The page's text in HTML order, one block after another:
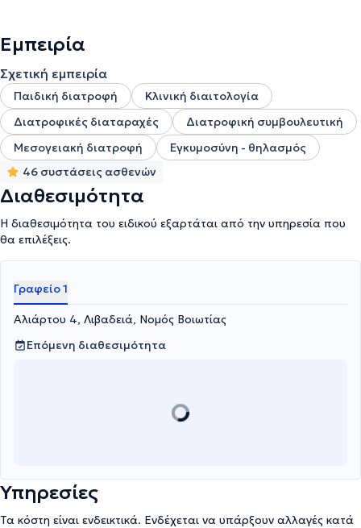
Academy. Από το 2015 δραστηριοποιείται επαγγελματικά στη
Balance Nutrition Hub, παρέχοντας εξειδικευμένη καθοδήγηση σε
θέματα διατροφής, διαχείρισης βάρους και διατροφικής υγείας.
Τέλος, ο ειδικός είναι ενεργό μέλος της Ένωσης Διαιτολόγων
Διατροφολόγων Ελλάδος (ΕΔΔΕ).
Εμπειρία
Σχετική εμπειρία
Παιδική διατροφή
Κλινική διαιτολογία
Διατροφικές διαταραχές
Διατροφική συμβουλευτική
Μεσογειακή διατροφή
Εγκυμοσύνη - θηλασμός
46 συστάσεις ασθενών
Διαθεσιμότητα
Η διαθεσιμότητα του ειδικού εξαρτάται από την υπηρεσία που
θα επιλέξεις.
Γραφείο 1
Αλιάρτου 4, Λιβαδειά, Νομός Βοιωτίας
Επόμενη διαθεσιμότητα
Υπηρεσίες
Τα κόστη είναι ενδεικτικά. Ενδέχεται να υπάρξουν αλλαγές κατά